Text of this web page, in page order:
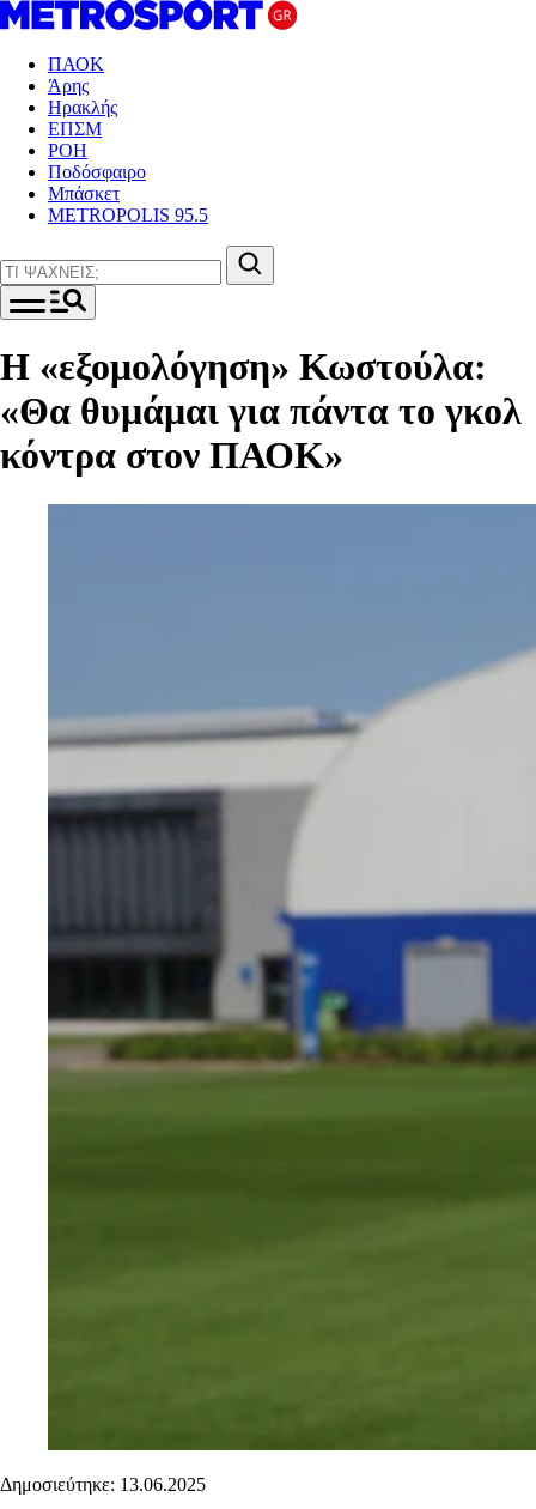
ΠΑΟΚ
Άρης
Ηρακλής
ΕΠΣΜ
ΡΟΗ
Ποδόσφαιρο
Μπάσκετ
METROPOLIS 95.5
Η «εξομολόγηση» Κωστούλα:
«Θα θυμάμαι για πάντα το γκολ
κόντρα στον ΠΑΟΚ»
Δημοσιεύτηκε: 13.06.2025